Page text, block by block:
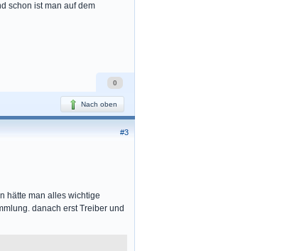
schon ist man auf dem
0
Nach oben
#3
hätte man alles wichtige
danach erst Treiber und